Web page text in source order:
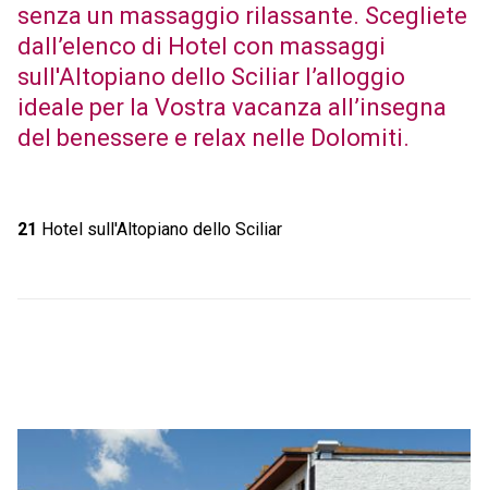
senza un massaggio rilassante. Scegliete
dall’elenco di Hotel con massaggi
sull'Altopiano dello Sciliar l’alloggio
ideale per la Vostra vacanza all’insegna
del benessere e relax nelle Dolomiti.
21 Hotel sull'Altopiano dello Sciliar